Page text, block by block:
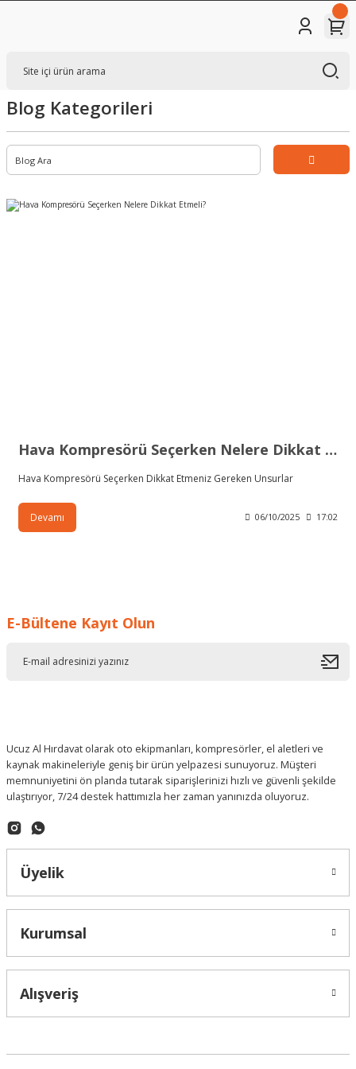
Blog Kategorileri
Hava Kompresörü Seçerken Nelere Dikkat Etmeli?
Hava Kompresörü Seçerken Dikkat Etmeniz Gereken Unsurlar
Devamı 06/10/2025 17:02
E-Bültene Kayıt Olun
Ucuz Al Hırdavat olarak oto ekipmanları, kompresörler, el aletleri ve
kaynak makineleriyle geniş bir ürün yelpazesi sunuyoruz. Müşteri
memnuniyetini ön planda tutarak siparişlerinizi hızlı ve güvenli şekilde
ulaştırıyor, 7/24 destek hattımızla her zaman yanınızda oluyoruz.
Üyelik
Kurumsal
Alışveriş